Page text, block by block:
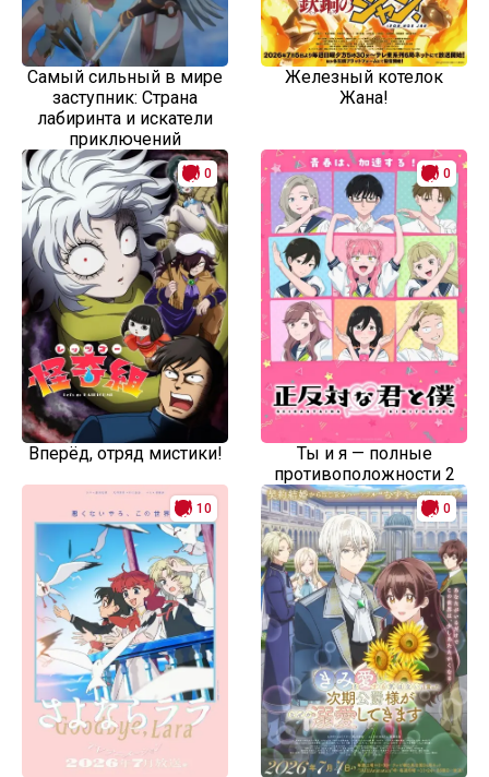
Самый сильный в мире
заступник: Страна
лабиринта и искатели
приключений
Железный котелок
Жана!
0
Вперёд, отряд мистики!
0
Ты и я — полные
противоположности 2
10 0